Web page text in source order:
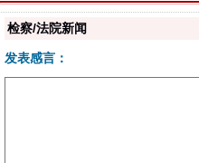
检察/法院新闻
发表感言：